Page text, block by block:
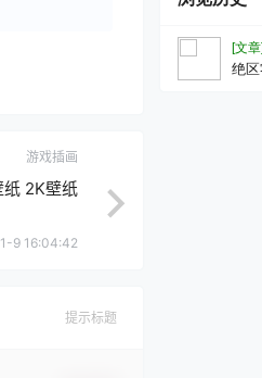
游戏插画
纸 2K壁纸
9 16:04:42
提示标题
[文
绝区